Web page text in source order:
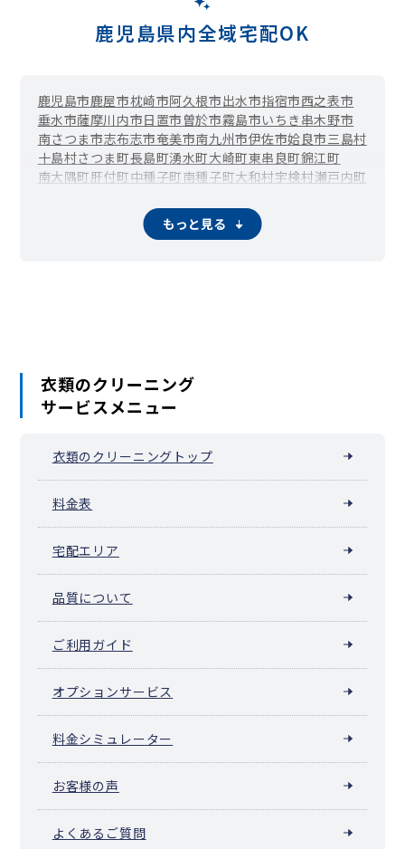
鹿児島県内全域宅配OK
鹿児島市鹿屋市枕崎市阿久根市出水市指宿市西之表市
垂水市薩摩川内市日置市 曽於市霧島市いちき串木野市
南さつま市志布志市奄美市南九州市伊佐市姶良市三島村
十島村さつま町長島町湧水町大崎町東串良町錦江町
南大隅町肝付町中種子町南種子町大和村宇検村瀬戸内町
もっと見る
衣類のクリーニング
サービスメニュー
衣類のクリーニングトップ
料金表
宅配エリア
品質について
ご利用ガイド
オプションサービス
料金シミュレーター
お客様の声
よくあるご質問